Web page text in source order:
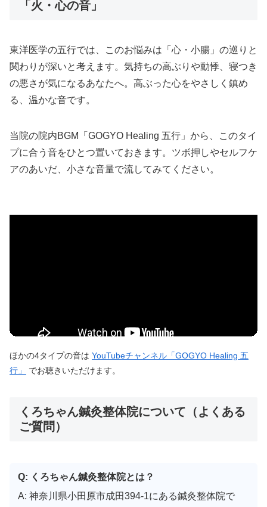
「火・心の音」
東洋医学の五行では、このお悩みは「心・小腸」の巡りと
関わりが深いと考えます。気持ちの高ぶりや動悸、寝つき
の悪さが気になるあなたへ。高ぶった心をやさしく鎮め
る、温かな音です。
当院の院内BGM「GOGYO Healing 五行」から、このタイ
プに合う音をひとつ置いておきます。ツボ押しやセルフケ
アのあいだ、小さな音量で流してみてください。
ほかの4タイプの音は YouTubeチャンネル「GOGYO Healing 五
行」
でお聴きいただけます。
くろちゃん鍼灸整体院について（よくある
ご質問）
Q: くろちゃん鍼灸整体院とは？
A: 神奈川県小田原市成田394-1にある鍼灸整体院で